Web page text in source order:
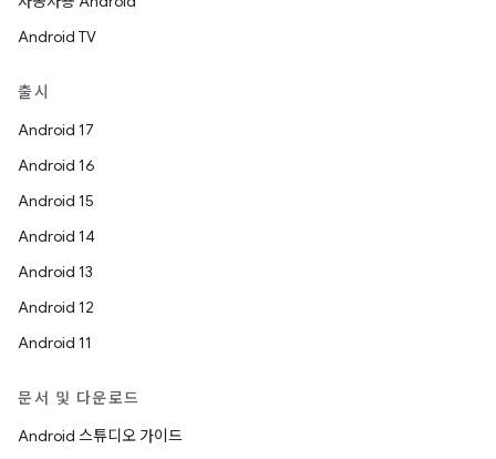
Android TV
출시
Android 17
Android 16
Android 15
Android 14
Android 13
Android 12
Android 11
문서 및 다운로드
Android 스튜디오 가이드